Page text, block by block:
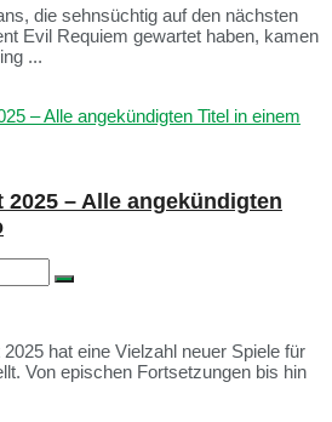
die sehnsüchtig auf den nächsten
Evil Requiem gewartet haben, kamen
...
2025 – Alle angekündigten
hat eine Vielzahl neuer Spiele für
Von epischen Fortsetzungen bis hin